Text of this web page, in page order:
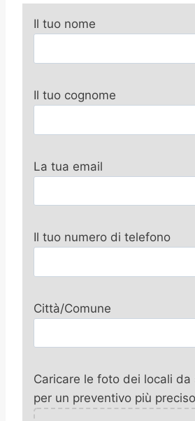
Il tuo nome
Il tuo cognome
La tua email
Il tuo numero di telefono
Città/Comune
Caricare le foto dei locali da
per un preventivo più